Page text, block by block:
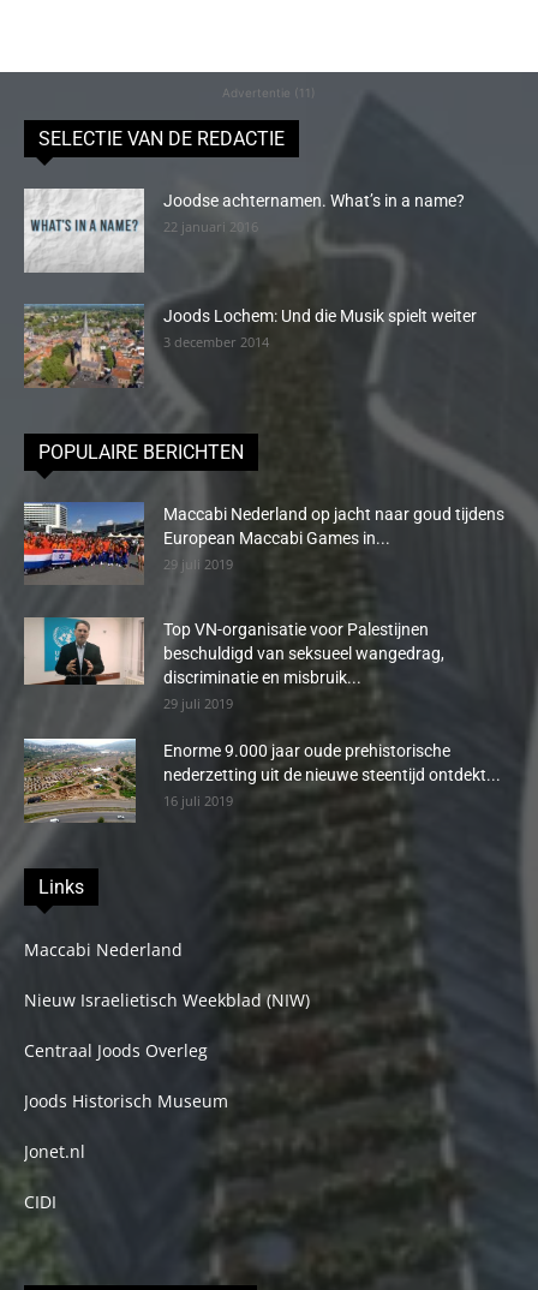
Advertentie (11)
SELECTIE VAN DE REDACTIE
Joodse achternamen. What’s in a name?
22 januari 2016
Joods Lochem: Und die Musik spielt weiter
3 december 2014
POPULAIRE BERICHTEN
Maccabi Nederland op jacht naar goud tijdens
European Maccabi Games in...
29 juli 2019
Top VN-organisatie voor Palestijnen
beschuldigd van seksueel wangedrag,
discriminatie en misbruik...
29 juli 2019
Enorme 9.000 jaar oude prehistorische
nederzetting uit de nieuwe steentijd ontdekt...
16 juli 2019
Links
Maccabi Nederland
Nieuw Israelietisch Weekblad (NIW)
Centraal Joods Overleg
Joods Historisch Museum
Jonet.nl
CIDI